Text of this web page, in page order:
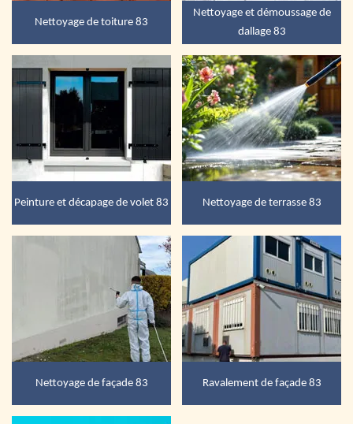
Nettoyage de toiture 83
Nettoyage et démoussage de
dallage 83
Peinture et décapage de volet 83 Nettoyage de terrasse 83
Nettoyage de façade 83 Ravalement de façade 83